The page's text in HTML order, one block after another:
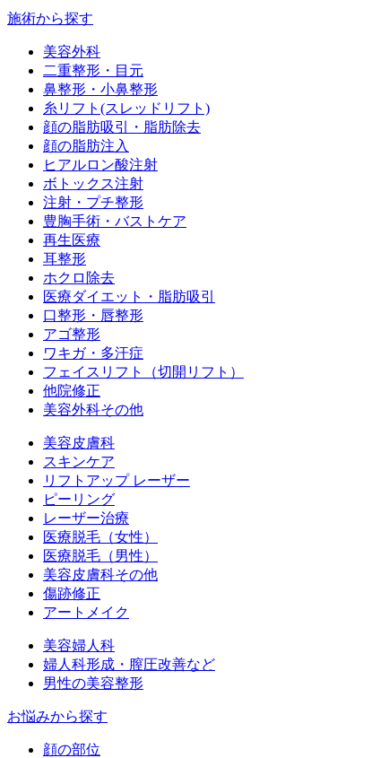
施術から探す
美容外科
二重整形・目元
鼻整形・小鼻整形
糸リフト(スレッドリフト)
顔の脂肪吸引・脂肪除去
顔の脂肪注入
ヒアルロン酸注射
ボトックス注射
注射・プチ整形
豊胸手術・バストケア
再生医療
耳整形
ホクロ除去
医療ダイエット・脂肪吸引
口整形・唇整形
アゴ整形
ワキガ・多汗症
フェイスリフト（切開リフト）
他院修正
美容外科その他
美容皮膚科
スキンケア
リフトアップ レーザー
ピーリング
レーザー治療
医療脱毛（女性）
医療脱毛（男性）
美容皮膚科その他
傷跡修正
アートメイク
美容婦人科
婦人科形成・膣圧改善など
男性の美容整形
お悩みから探す
顔の部位